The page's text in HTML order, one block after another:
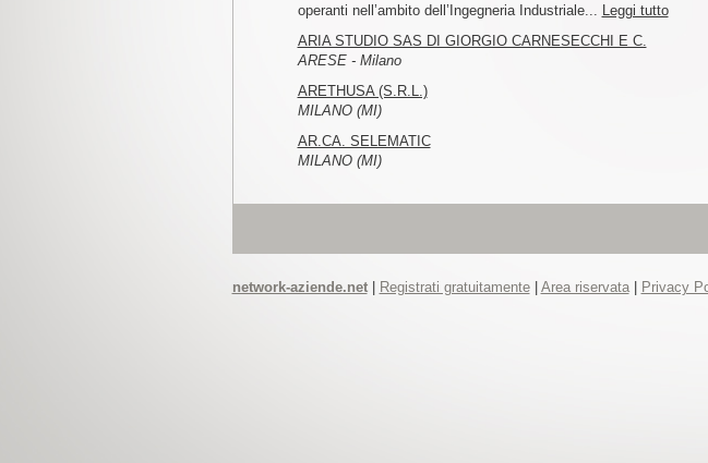
operanti nell’ambito dell’Ingegneria Industriale... Leggi tutto
ARIA STUDIO SAS DI GIORGIO CARNESECCHI E C.
ARESE - Milano
ARETHUSA (S.R.L.)
MILANO (MI)
AR.CA. SELEMATIC
MILANO (MI)
network-aziende.net| Registrati gratuitamente| Area riservata| Privacy